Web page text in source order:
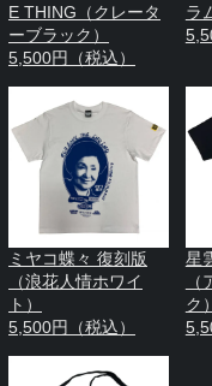
E THING（クレータ
ーブラック）
5,500円（税込）
ラ
ミヤコ蝶々 復刻版
（浪花人情ホワイ
ト）
5,500円（税込）
星
ク）